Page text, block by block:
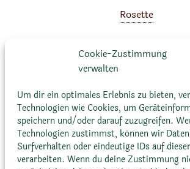
Cookie-Zustimmung
verwalten
Um dir ein optimales Erlebnis zu bieten,
Technologien wie Cookies, um
speichern und/oder darauf zuzugreifen.
Technologien zustimmst, können wir
Surfverhalten oder eindeutige IDs auf
verarbeiten. Wenn du deine Zustimmung
Rosette
Größe